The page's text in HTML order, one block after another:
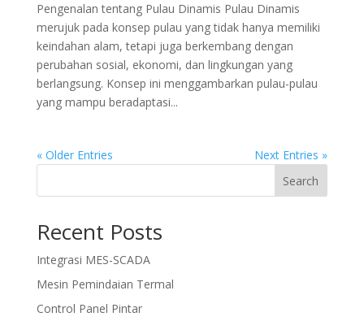
Pengenalan tentang Pulau Dinamis Pulau Dinamis
merujuk pada konsep pulau yang tidak hanya memiliki
keindahan alam, tetapi juga berkembang dengan
perubahan sosial, ekonomi, dan lingkungan yang
berlangsung. Konsep ini menggambarkan pulau-pulau
yang mampu beradaptasi...
« Older Entries
Next Entries »
Search
Recent Posts
Integrasi MES-SCADA
Mesin Pemindaian Termal
Control Panel Pintar